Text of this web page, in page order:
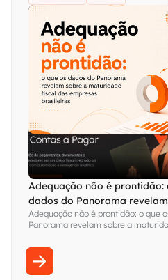
Adequação não é prontidão:
dados do Panorama
maturidade fiscal das
Adequação não é prontidão: o que
Panorama revelam sobre a